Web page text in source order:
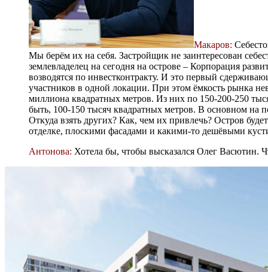
Макаров:
Мы берём их на себя. Застройщик не заинтересован
землевладелец на сегодня на острове – Корпорация
возводятся по инвестконтракту. И это первый
участников в одной локации. При этом ёмкость рынка
миллиона квадратных метров. Из них по 150-200-250
быть, 100-150 тысяч квадратных метров. В основном на
Откуда взять других? Как, чем их привлечь? Остров
отделке, плоскими фасадами и какими-то дешёвыми
Антонова: Хотела бы, чтобы высказался Олег Васютин.